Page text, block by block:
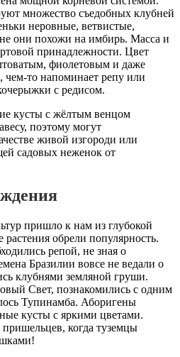
множество съедобных клубней
неровные, ветвистые,
они похожи на имбирь. Масса и
принадлежности. Цвет
фиолетовым и даже
то напоминает репу или
с редисом.
кусты с жёлтым венцом
поэтому могут
живой изгороди или
садовых неженок от
пришло к нам из глубокой
растения обрели популярность.
репой, не зная о
Бразилии вовсе не ведали о
клубнями земляной груши.
Свет, познакомились с одним
Тупинамба. Аборигены
кусты с яркими цветами.
когда туземцы